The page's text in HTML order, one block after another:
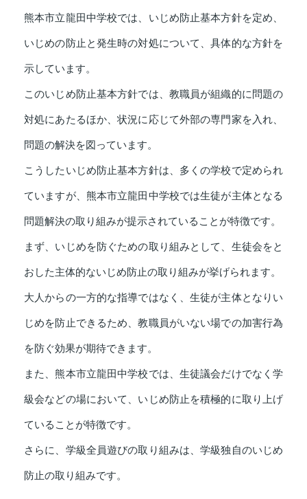
熊本市立龍田中学校では、いじめ防止基本方針を定め、
いじめの防止と発生時の対処について、具体的な方針を
示しています。
このいじめ防止基本方針では、教職員が組織的に問題の
対処にあたるほか、状況に応じて外部の専門家を入れ、
問題の解決を図っています。
こうしたいじめ防止基本方針は、多くの学校で定められ
ていますが、熊本市立龍田中学校では生徒が主体となる
問題解決の取り組みが提示されていることが特徴です。
まず、いじめを防ぐための取り組みとして、生徒会をと
おした主体的ないじめ防止の取り組みが挙げられます。
大人からの一方的な指導ではなく、生徒が主体となりい
じめを防止できるため、教職員がいない場での加害行為
を防ぐ効果が期待できます。
また、熊本市立龍田中学校では、生徒議会だけでなく学
級会などの場において、いじめ防止を積極的に取り上げ
ていることが特徴です。
さらに、学級全員遊びの取り組みは、学級独自のいじめ
防止の取り組みです。